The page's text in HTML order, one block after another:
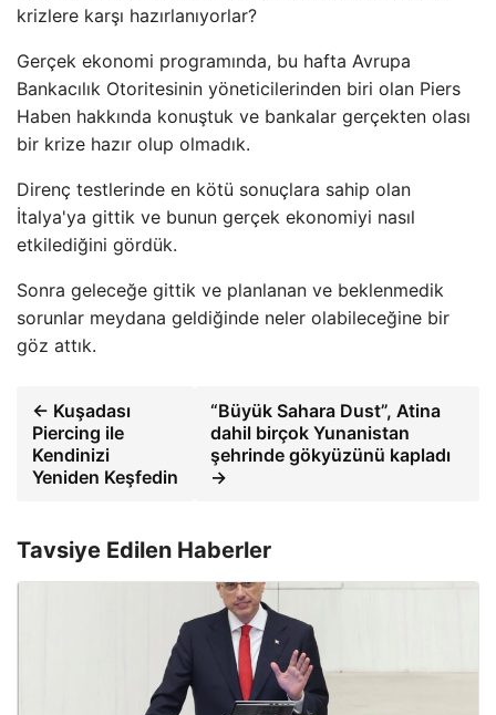
krizlere karşı hazırlanıyorlar?
Gerçek ekonomi programında, bu hafta Avrupa
Bankacılık Otoritesinin yöneticilerinden biri olan Piers
Haben hakkında konuştuk ve bankalar gerçekten olası
bir krize hazır olup olmadık.
Direnç testlerinde en kötü sonuçlara sahip olan
İtalya'ya gittik ve bunun gerçek ekonomiyi nasıl
etkilediğini gördük.
Sonra geleceğe gittik ve planlanan ve beklenmedik
sorunlar meydana geldiğinde neler olabileceğine bir
göz attık.
← Kuşadası
Piercing ile
Kendinizi
Yeniden Keşfedin
“Büyük Sahara Dust”, Atina
dahil birçok Yunanistan
şehrinde gökyüzünü kapladı
→
Tavsiye Edilen Haberler